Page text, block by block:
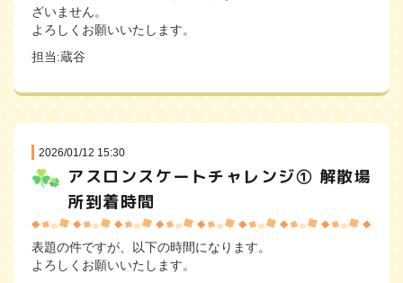
ざいません。
よろしくお願いいたします。
担当:蔵谷
2026/01/12 15:30
アスロンスケートチャレンジ① 解散場
所到着時間
表題の件ですが、以下の時間になります。
よろしくお願いいたします。